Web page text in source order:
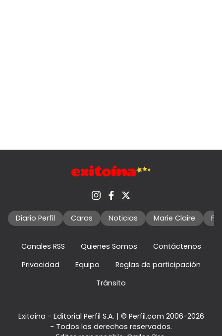
Diario Perfil Caras Noticias Marie Claire
Canales RSS Quienes Somos
Contáctenos
Privacidad
Equipo
Reglas de participación
Tránsito
Exitoina - Editorial Perfil S.A. | © Perfil.com 2006-2026
- Todos los derechos reservados.